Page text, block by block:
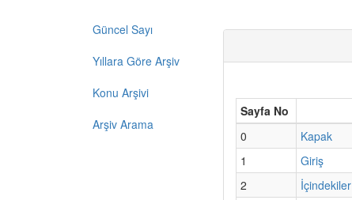
Güncel Sayı
Yıllara Göre Arşiv
Konu Arşivi
Arşiv Arama
Sayfa No
0
Kapak
1
Giriş
2
İçindekiler